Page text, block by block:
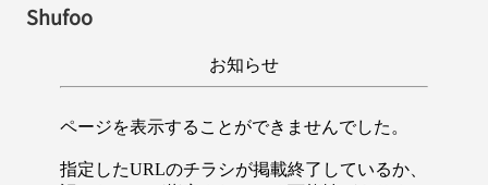
Shufoo